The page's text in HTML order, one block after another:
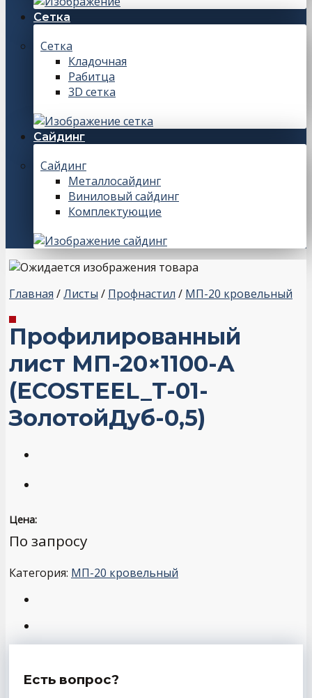
Сетка
Сетка
Кладочная
Рабитца
3D сетка
Сайдинг
Сайдинг
Металлосайдинг
Виниловый сайдинг
Комплектующие
Главная /Листы / Профнастил / МП-20 кровельный
Профилированный
лист МП-20×1100-A
(ECOSTEEL_T-01-
ЗолотойДуб-0,5)
Цена:
По запросу
Категория: МП-20 кровельный
Есть вопрос?